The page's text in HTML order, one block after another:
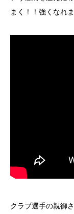
まく！！強くなれ
クラブ選手の親御